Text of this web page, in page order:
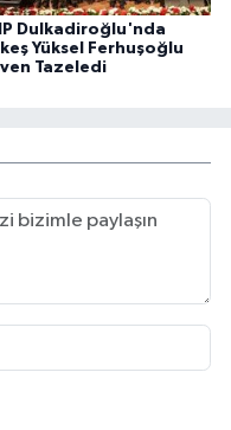
Dulkadiroğlu'nda
Yüksel Ferhuşoğlu
Tazeledi